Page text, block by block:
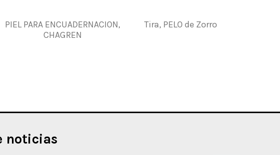
PIEL PARA ENCUADERNACION,
CHAGREN
Tira, PELO de Zorro
noticias